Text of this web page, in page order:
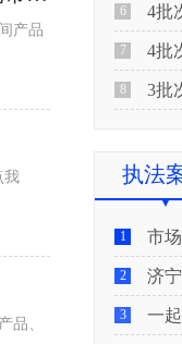
6 4批次不符
7 4批次
8 3批次不
执法
1 市场
2 济宁市
3 一起